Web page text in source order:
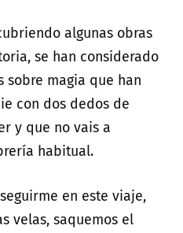
algunas obras
se han considerado
sobre magia que han
con dos dedos de
y que no vais a
habitual.
en este viaje,
velas, saquemos el